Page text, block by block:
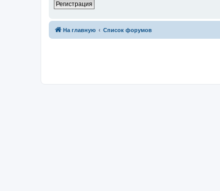
Регистрация
На главную Список форумов